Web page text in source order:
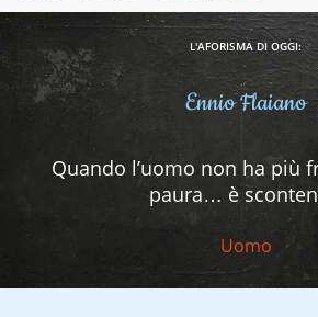
L'AFORISMA DI OGGI:
Ennio Flaiano
Quando l’uomo non ha più
paura… è
Uomo